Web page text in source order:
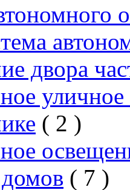
двора
( 2 )
( 7 )